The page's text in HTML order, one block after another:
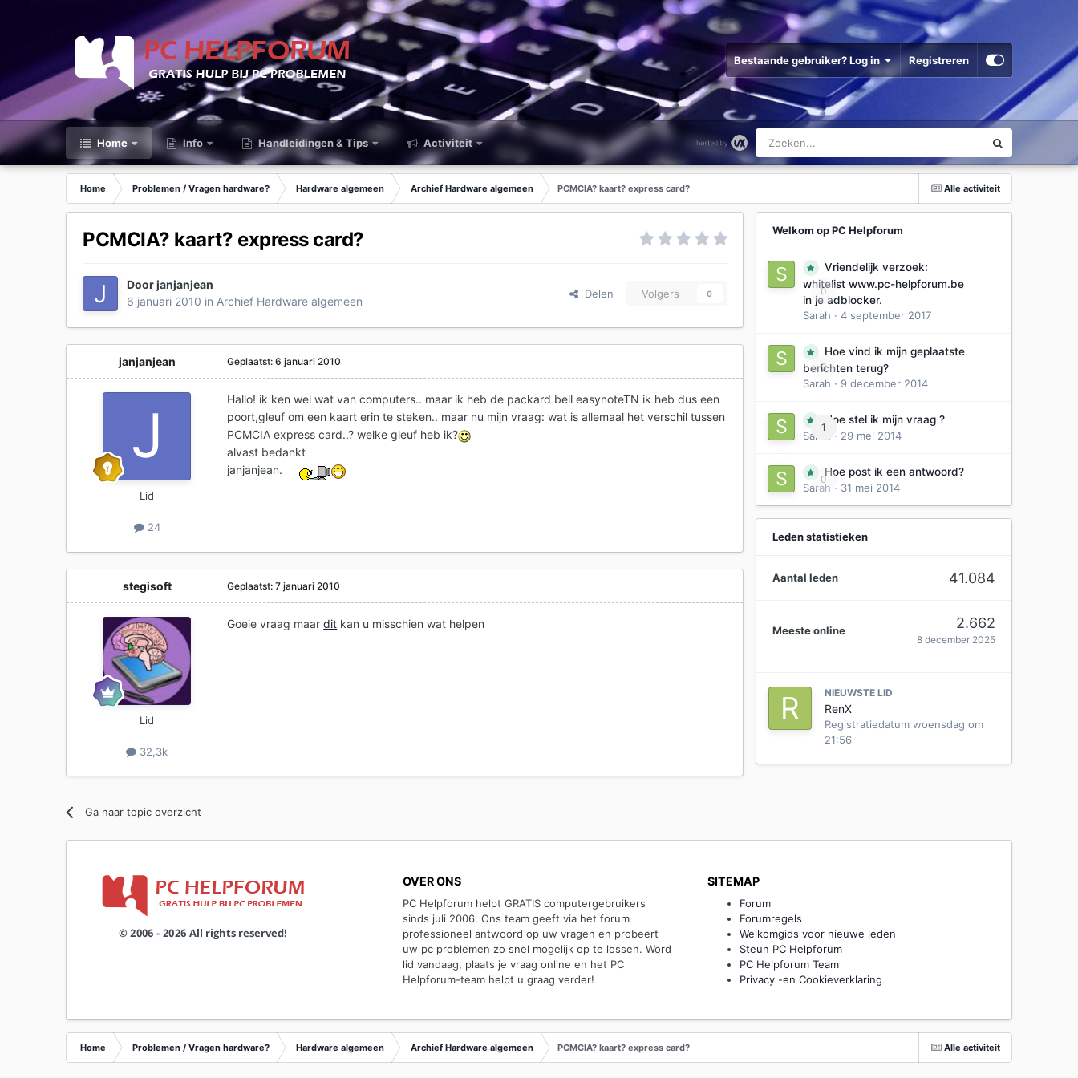
Bestaande gebruiker? Log in Registreren
Home Info Handleidingen & Tips Activiteit
Alle activiteit
Home Problemen / Vragen hardware? Hardware algemeen Archief Hardware algemeen PCMCIA? kaart? express card?
PCMCIA? kaart? express card?
Doorjanjanjean
6 januari 2010 in Archief Hardware algemeen
Delen Volgers 0
janjanjean
Lid
24
Geplaatst:6 januari 2010
Hallo! ik ken wel wat van computers.. maar ik heb de packard bell easynoteTN ik heb dus een
poort,gleuf om een kaart erin te steken.. maar nu mijn vraag: wat is allemaal het verschil tussen
PCMCIA express card..? welke gleuf heb ik?
alvast bedankt
janjanjean.
stegisoft
Lid
32,3k
Geplaatst:7 januari 2010
Goeie vraag maardit kan u misschien wat helpen
Ga naar topic overzicht
Welkom op PC Helpforum
0
Vriendelijk verzoek:
whitelist www.pc-helpforum.be
in je adblocker.
Sarah · 4 september 2017
0
Hoe vind ik mijn geplaatste
berichten terug?
Sarah · 9 december 2014
1
Hoe stel ik mijn vraag ?
Sarah
· 29 mei 2014
0
Hoe post ik een antwoord?
Sarah · 31 mei 2014
Leden statistieken
Aantal leden 41.084
Meeste online 2.662
8 december 2025
NIEUWSTE LID
RenX
Registratiedatum woensdag om
21:56
OVER ONS
PC Helpforum helpt GRATIS computergebruikers
sinds juli 2006. Ons team geeft via het forum
professioneel antwoord op uw vragen en probeert
uw pc problemen zo snel mogelijk op te lossen. Word
lid vandaag, plaats je vraag online en het PC
Helpforum-team helpt u graag verder!
SITEMAP
Forum
Forumregels
Welkomgids voor nieuwe leden
Steun PC Helpforum
PC Helpforum Team
Privacy -en Cookieverklaring
Alle activiteit
Home Problemen / Vragen hardware? Hardware algemeen Archief Hardware algemeen PCMCIA? kaart? express card?